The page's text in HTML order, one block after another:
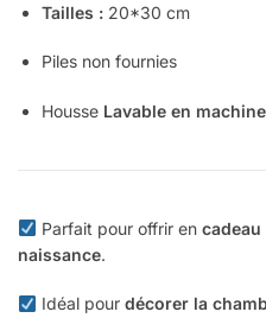
Tailles : 20*30 cm
Piles non fournies
Housse Lavable en machine
Parfait pour offrir en cadeau
naissance.
Idéal pour décorer la